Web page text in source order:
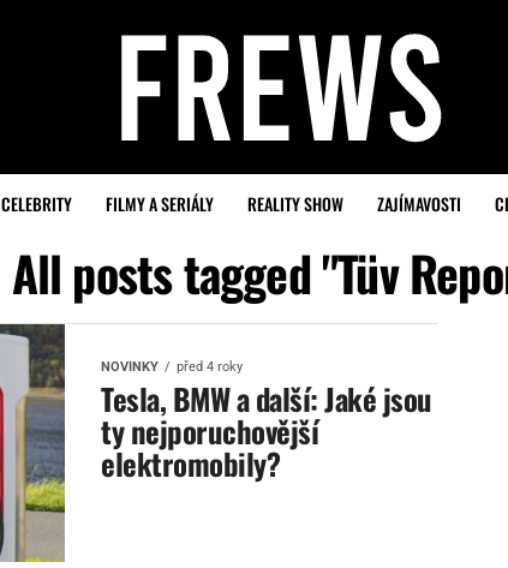
CELEBRITY FILMY A SERIÁLY REALITY SHOW ZAJÍMAVOSTI
All posts tagged "Tüv
NOVINKY před 4 roky
Tesla, BMW a další: Jaké jsou
ty nejporuchovější
elektromobily?